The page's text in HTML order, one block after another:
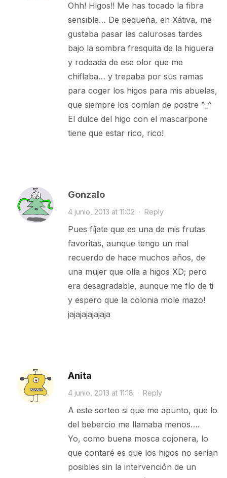
Ohh! Higos!! Me has tocado la fibra
sensible… De pequeña, en Xátiva, me
gustaba pasar las calurosas tardes
bajo la sombra fresquita de la higuera
y rodeada de ese olor que me
chiflaba… y trepaba por sus ramas
para coger los higos para mis abuelas,
que siempre los comían de postre ^_^
El dulce del higo con el mascarpone
tiene que estar rico, rico!
Gonzalo
4 junio, 2013 at 11:02 · Reply
Pues fíjate que es una de mis frutas
favoritas, aunque tengo un mal
recuerdo de hace muchos años, de
una mujer que olía a higos XD; pero
era desagradable, aunque me fío de ti
y espero que la colonia mole mazo!
jajajajajajaja
Anita
4 junio, 2013 at 11:18 · Reply
A este sorteo si que me apunto, que lo
del bebercio me llamaba menos….
Yo, como buena mosca cojonera, lo
que contaré es que los higos no serían
posibles sin la intervención de un